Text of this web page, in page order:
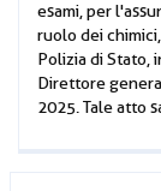
esami, per
ruolo dei
Polizia di Stato,
Direttore
2025. Tale atto